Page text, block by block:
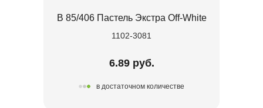
В 85/406 Пастель Экстра Off-White
1102-3081
6.89 руб.
в достаточном количестве